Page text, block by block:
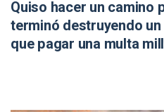
Quiso hacer un camino
terminó destruyendo
que pagar una multa